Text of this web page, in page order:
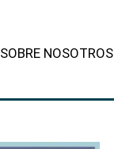
SOBRE NOSOTROS